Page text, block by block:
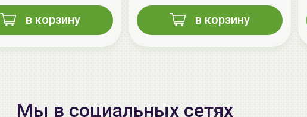
в корзину
в корзину
Мы в социальных сетях